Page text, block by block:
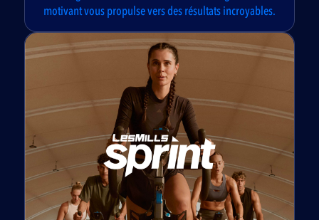
motivant vous propulse vers des résultats incroyables.